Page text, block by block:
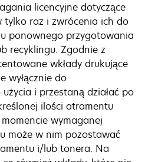
licencyjne dotyczące
tylko raz i zwrócenia ich do
ponownego przygotowania
recyklingu. Zgodnie z
wkłady drukujące
wyłącznie do
i przestaną działać po
ilości atramentu
wymaganej
może w nim pozostawać
i/lub tonera. Na